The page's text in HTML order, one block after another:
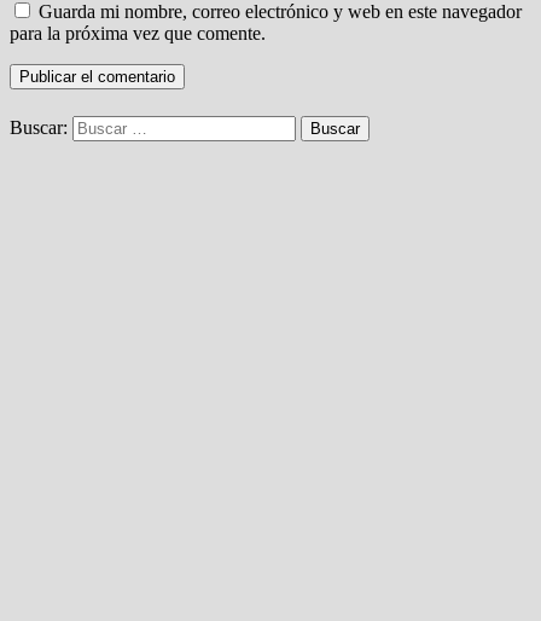
Guarda mi nombre, correo electrónico y web en este navegador
para la próxima vez que comente.
Buscar: